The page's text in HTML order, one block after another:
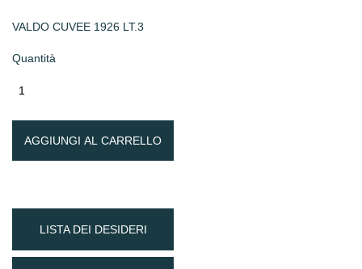
VALDO CUVEE 1926 LT.3
Quantità
AGGIUNGI AL CARRELLO
LISTA DEI DESIDERI